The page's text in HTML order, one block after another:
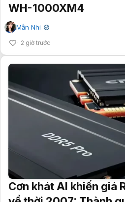
WH-1000XM4
Mẫn Nhi ✔
2 giờ trước
Cơn khát AI khiến giá